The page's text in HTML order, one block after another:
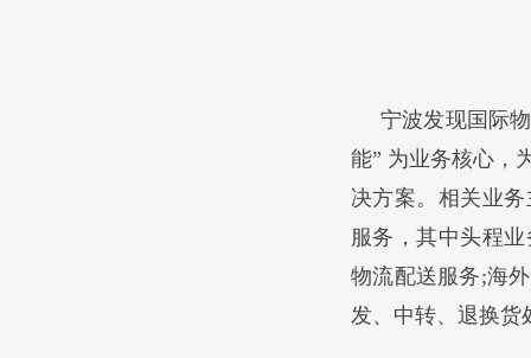
宁波发现国际
能” 为业务核心，
决方案。相关业
服务，其中头程
物流配送服务;海
发、中转、退换货